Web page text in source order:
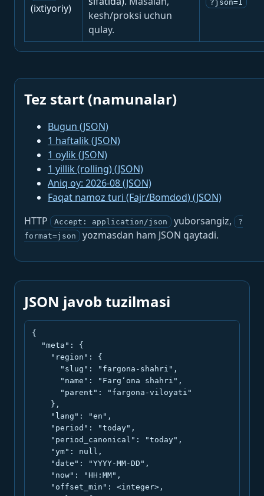
(ixtiyoriy)
kesh/proksi uchun
qulay.
?json=1
Tez start (namunalar)
Bugun (JSON)
1 haftalik (JSON)
1 oylik (JSON)
1 yillik (rolling) (JSON)
Aniq oy: 2026-08 (JSON)
Faqat namoz turi (Fajr/Bomdod) (JSON)
HTTP
Accept: application/json yuborsangiz,
?
format=json
yozmasdan ham JSON qaytadi.
JSON javob tuzilmasi
{
  "meta": {
    "region": {
      "slug": "fargona-shahri",
      "name": "Farg‘ona shahri",
      "parent": "fargona-viloyati"
    },
    "lang": "en",
    "period": "today",
    "period_canonical": "today",
    "ym": null,
    "date": "YYYY-MM-DD",
    "now": "HH:MM",
    "offset_min": <integer>,